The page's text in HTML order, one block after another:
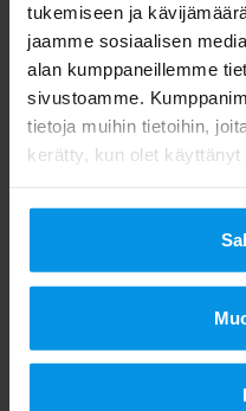
tukemiseen ja
jaamme sosiaalisen
alan kumppaneillemme
sivustoamme.
tietoja muihin tietoihin,
kerätty, kun olet käyttänyt